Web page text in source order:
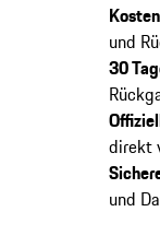
und
30
direkt
und